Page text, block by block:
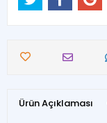
Ürün Açıklaması